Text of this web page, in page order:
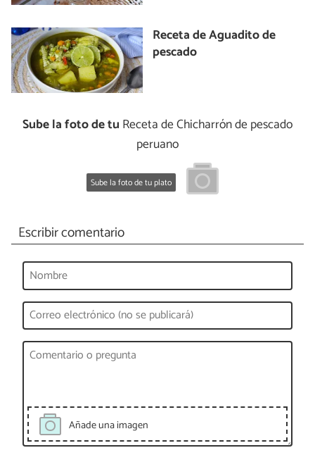
Receta de Aguadito de
pescado
Sube la foto de tu Receta de Chicharrón de pescado
peruano
Sube la foto de tu plato
Escribir comentario
Añade una imagen